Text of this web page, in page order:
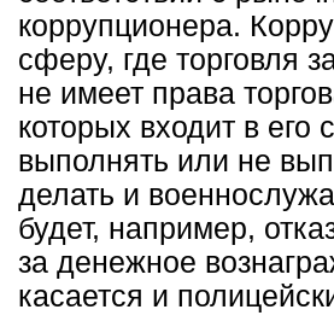
коррупционера.
сферу, где торговля
не имеет права
которых входит в его
выполнять или не
делать и
будет, например,
за денежное
касается и